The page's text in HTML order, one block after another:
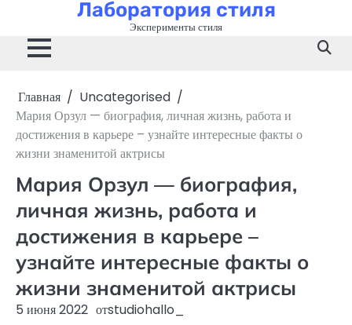
содержимому
Лаборатория стиля
Эксперименты стиля
Главная
Uncategorised
Мария Орзул — биография, личная жизнь, работа и
достижения в карьере – узнайте интересные факты о
жизни знаменитой актрисы
Мария Орзул — биография,
личная жизнь, работа и
достижения в карьере –
узнайте интересные факты о
жизни знаменитой актрисы
5 июня 2022 отstudiohallo_